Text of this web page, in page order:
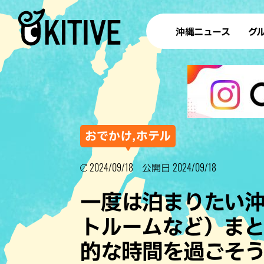
沖縄ニュース グ
ラ
テイ
すし
ステー
その他
ブッフェ
おでかけ,ホテル
2024/09/18 公開日 2024/09/18
一度は泊まりたい
トルームなど）ま
的な時間を過ごそ